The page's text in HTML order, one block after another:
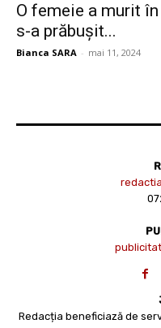
O femeie a murit
s-a prăbușit...
Bianca SARA - mai 11, 2024
Redacția beneficiază de